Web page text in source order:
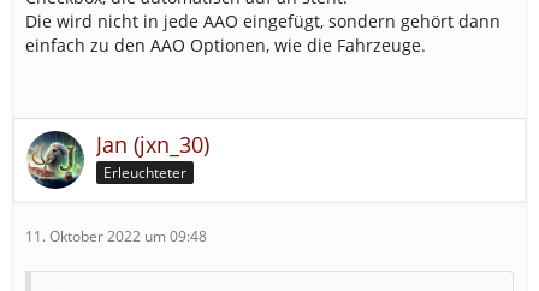
Die wird nicht in jede AAO eingefügt, sondern gehört dann
einfach zu den AAO Optionen, wie die Fahrzeuge.
Jan (jxn_30)
Erleuchteter
11. Oktober 2022 um 09:48